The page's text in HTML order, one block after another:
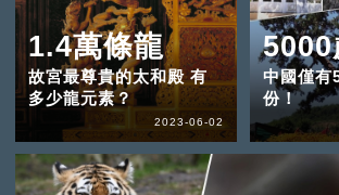
1.4萬條龍
故宮最尊貴的太和殿 有
多少龍元素？
2023-06-02
5000
中國僅有
份！